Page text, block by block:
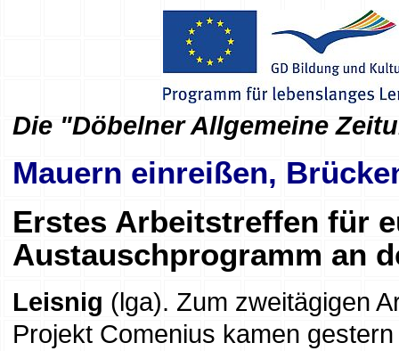
Die "Döbelner Allgemeine
Mauern einreißen,
Erstes Arbeitstreffen für
Austauschprogramm an
Leisnig (lga). Zum zweitägigen
Projekt Comenius kamen